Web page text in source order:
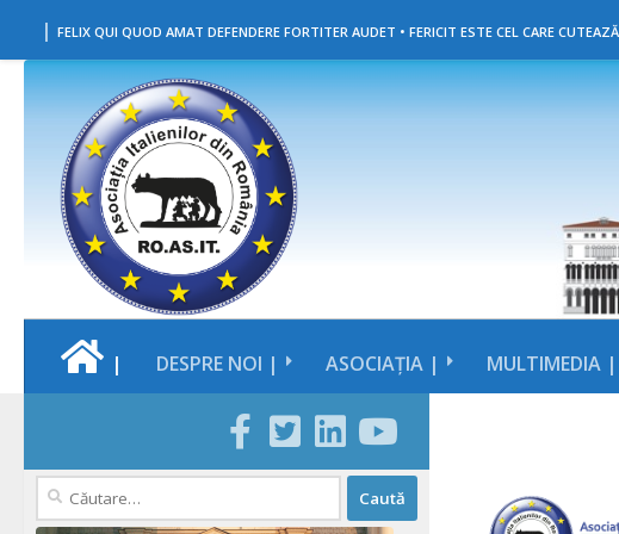
Skip to content
| FELIX QUI QUOD AMAT DEFENDERE FORTITER AUDET • FERICIT ESTE CEL CARE
| DESPRE NOI | ASOCIAȚIA | MULTIMEDIA |
Caută